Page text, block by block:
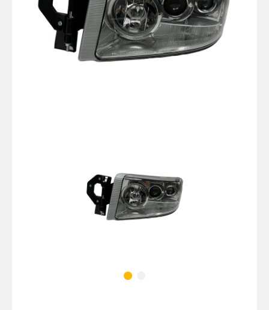
Брызговики
Запчасти кузова и зеркала
Малый коммерческий транспорт
Автономное отопление и
кондиционировани
Стяжные ремни и тросы